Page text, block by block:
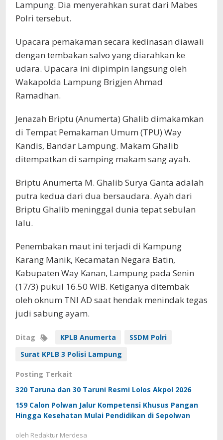
Lampung. Dia menyerahkan surat dari Mabes
Polri tersebut.
Upacara pemakaman secara kedinasan diawali
dengan tembakan salvo yang diarahkan ke
udara. Upacara ini dipimpin langsung oleh
Wakapolda Lampung Brigjen Ahmad
Ramadhan.
Jenazah Briptu (Anumerta) Ghalib dimakamkan
di Tempat Pemakaman Umum (TPU) Way
Kandis, Bandar Lampung. Makam Ghalib
ditempatkan di samping makam sang ayah.
Briptu Anumerta M. Ghalib Surya Ganta adalah
putra kedua dari dua bersaudara. Ayah dari
Briptu Ghalib meninggal dunia tepat sebulan
lalu.
Penembakan maut ini terjadi di Kampung
Karang Manik, Kecamatan Negara Batin,
Kabupaten Way Kanan, Lampung pada Senin
(17/3) pukul 16.50 WIB. Ketiganya ditembak
oleh oknum TNI AD saat hendak menindak tegas
judi sabung ayam.
Ditag KPLB Anumerta
SSDM Polri
Surat KPLB 3 Polisi Lampung
Posting Terkait
320 Taruna dan 30 Taruni Resmi Lolos Akpol 2026
159 Calon Polwan Jalur Kompetensi Khusus Pangan
Hingga Kesehatan Mulai Pendidikan di Sepolwan
oleh Redaktur Merdesa